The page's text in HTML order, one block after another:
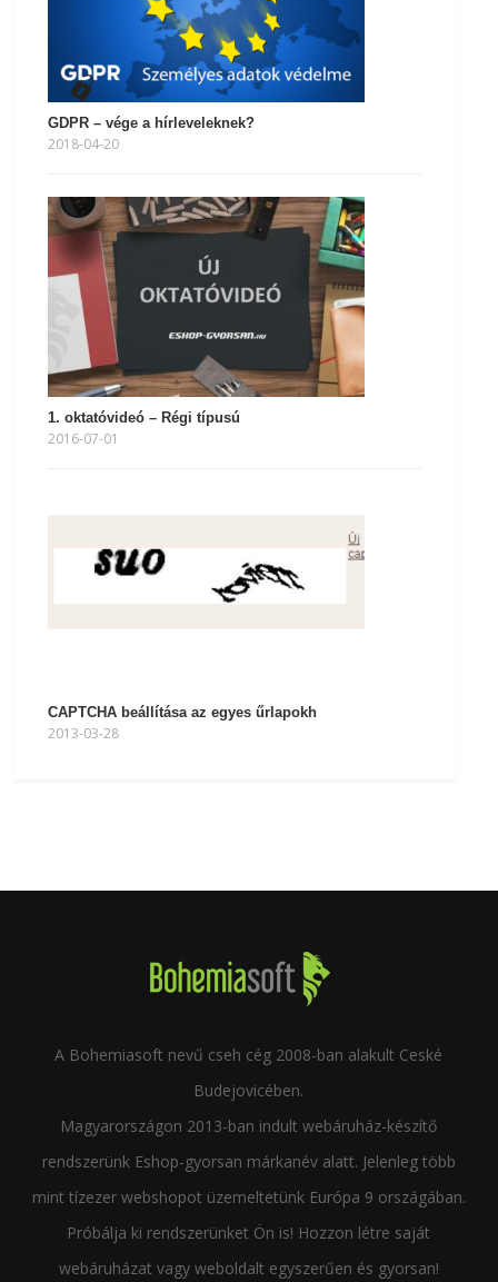
GDPR – vége a hírleveleknek?
2018-04-20
1. oktatóvideó – Régi típusú
2016-07-01
CAPTCHA beállítása az egyes űrlapokh
2013-03-28
A Bohemiasoft nevű cseh cég 2008-ban alakult Ceské
Budejovicében.
Magyarországon 2013-ban indult webáruház-készítő
rendszerünk Eshop-gyorsan márkanév alatt. Jelenleg több
mint tízezer webshopot üzemeltetünk Európa 9 országában.
Próbálja ki rendszerünket Ön is! Hozzon létre saját
webáruházat vagy weboldalt egyszerűen és gyorsan!